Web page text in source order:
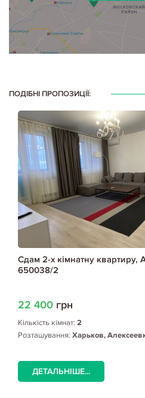
ПОДІБНІ ПРОПОЗИЦІЇ:
Сдам 2-х кімнатну квартиру,
650038/2
22 400 грн
Кількість кімнат: 2
Розташування: Харьков,
ДЕТАЛЬНІШЕ...